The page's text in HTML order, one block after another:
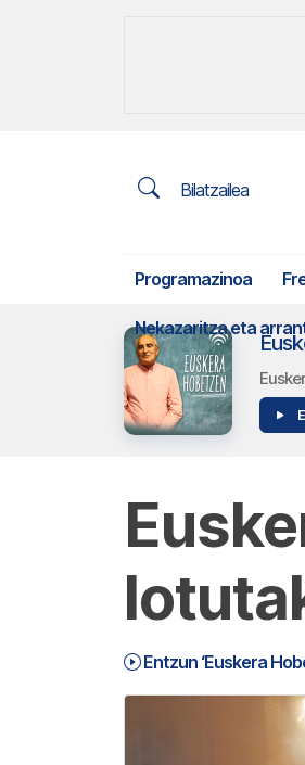
Bilatzailea
Programazinoa
Nekazaritza eta
Entzun ‘Euskera